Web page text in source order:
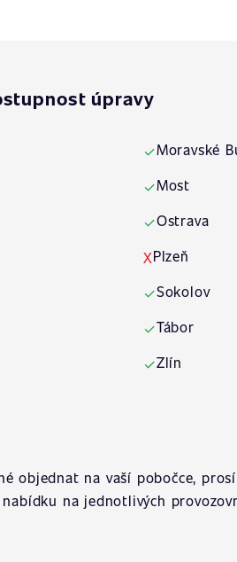
úpravy
✓Moravské
✓Most
✓Ostrava
XPlzeň
✓Sokolov
✓Tábor
✓Zlín
objednat na vaší pobočce,
na jednotlivých